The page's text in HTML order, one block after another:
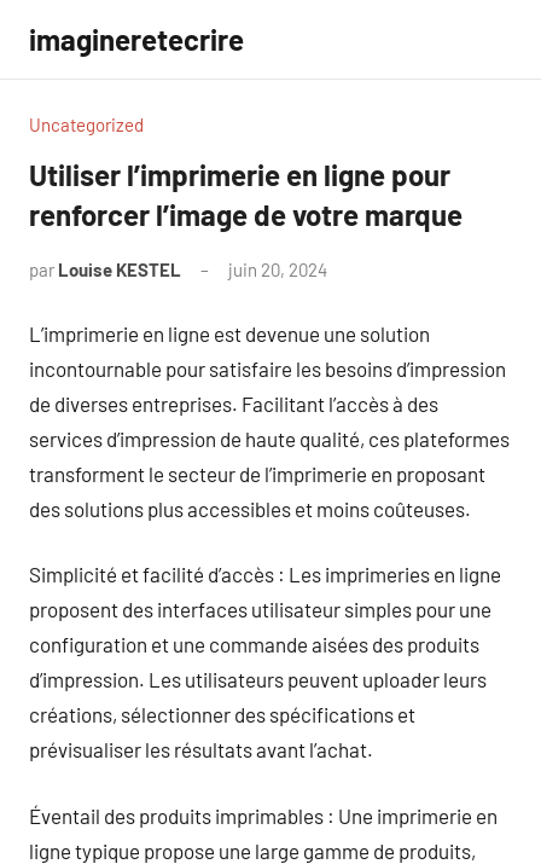
contenu
imagineretecrire
Uncategorized
Utiliser l’imprimerie en ligne pour
renforcer l’image de votre marque
par Louise KESTEL juin 20, 2024
L’imprimerie en ligne est devenue une solution
incontournable pour satisfaire les besoins d’impression
de diverses entreprises. Facilitant l’accès à des
services d’impression de haute qualité, ces plateformes
transforment le secteur de l’imprimerie en proposant
des solutions plus accessibles et moins coûteuses.
Simplicité et facilité d’accès : Les imprimeries en ligne
proposent des interfaces utilisateur simples pour une
configuration et une commande aisées des produits
d’impression. Les utilisateurs peuvent uploader leurs
créations, sélectionner des spécifications et
prévisualiser les résultats avant l’achat.
Éventail des produits imprimables : Une imprimerie en
ligne typique propose une large gamme de produits,